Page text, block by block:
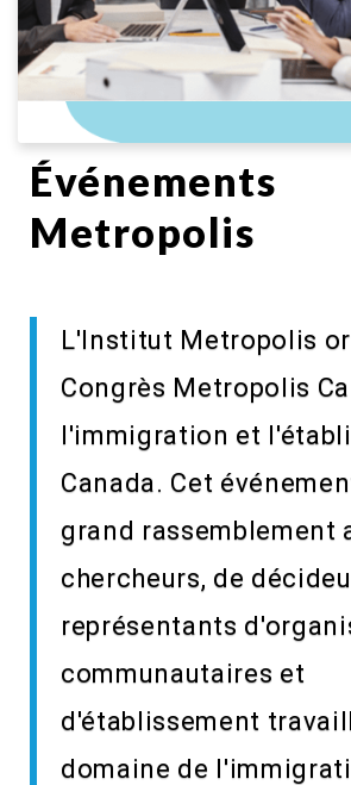
Événements
Metropolis
L'Institut Metropolis
Congrès Metropolis
l'immigration et
Canada. Cet
grand rassemblement
chercheurs, de
représentants
communautaires et
d'établissement
domaine de